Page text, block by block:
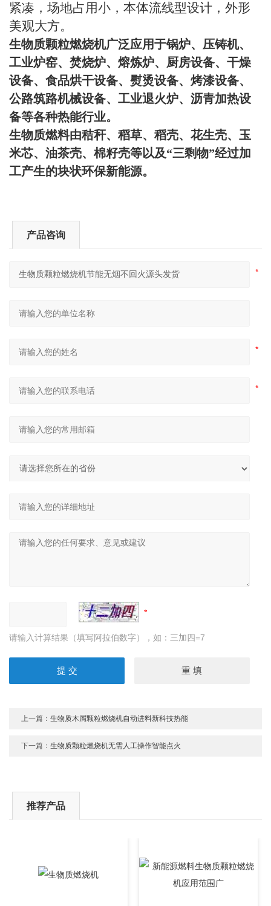
紧凑，场地占用小，本体流线型设计，外形
美观大方。
生物质颗粒燃烧机广泛应用于锅炉、压铸机、
工业炉窑、焚烧炉、熔炼炉、厨房设备、干燥
设备、食品烘干设备、熨烫设备、烤漆设备、
公路筑路机械设备、工业退火炉、沥青加热设
备等各种热能行业。
生物质燃料由秸秆、稻草、稻壳、花生壳、玉
米芯、油茶壳、棉籽壳等以及“三剩物”经过加
工产生的块状环保新能源。
产品咨询
请输入计算结果（填写阿拉伯数字），如：三加四=7
上一篇：生物质木屑颗粒燃烧机自动进料新科技热能
下一篇：生物质颗粒燃烧机无需人工操作智能点火
推荐产品